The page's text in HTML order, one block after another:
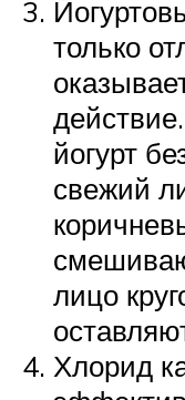
только
йогурт
свежий
лицо
Хлорид